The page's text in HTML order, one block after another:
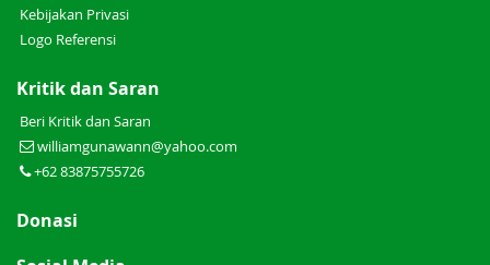
Kebijakan Privasi
Logo Referensi
Kritik dan Saran
Beri Kritik dan Saran
williamgunawann@yahoo.com
+62 83875755726
Donasi